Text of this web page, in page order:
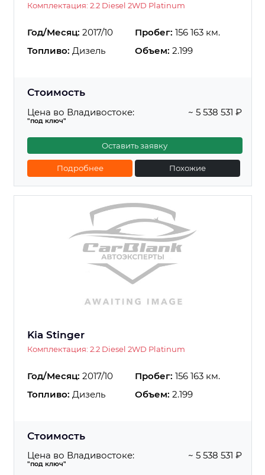
Комплектация: 2.2 Diesel 2WD Platinum
Год/Месяц: 2017/10 Пробег: 156 163 км.
Топливо: Дизель Объем: 2.199
Стоимость
Цена во Владивостоке:
"под ключ"
~ 5 538 531 ₽
Оставить заявку
Подробнее Похожие
Kia Stinger
Комплектация: 2.2 Diesel 2WD Platinum
Год/Месяц: 2017/10 Пробег: 156 163 км.
Топливо: Дизель Объем: 2.199
Стоимость
Цена во Владивостоке:
"под ключ"
~ 5 538 531 ₽